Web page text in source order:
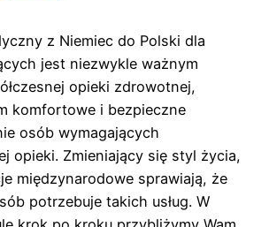
z Niemiec do Polski dla
jest niezwykle ważnym
opieki zdrowotnej,
komfortowe i bezpieczne
osób wymagających
opieki. Zmieniający się styl życia,
międzynarodowe sprawiają, że
potrzebuje takich usług. W